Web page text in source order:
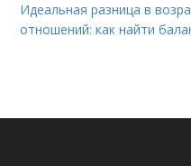
Идеальная разница в
отношений: как найти